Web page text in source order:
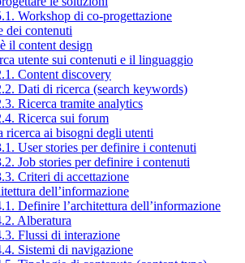
Workshop di co-progettazione
dei contenuti
il content design
utente sui contenuti e il linguaggio
Content discovery
Dati di ricerca (search keywords)
Ricerca tramite analytics
Ricerca sui forum
ricerca ai bisogni degli utenti
User stories per definire i contenuti
Job stories per definire i contenuti
Criteri di accettazione
dell’informazione
Definire l’architettura dell’informazione
Alberatura
Flussi di interazione
Sistemi di navigazione